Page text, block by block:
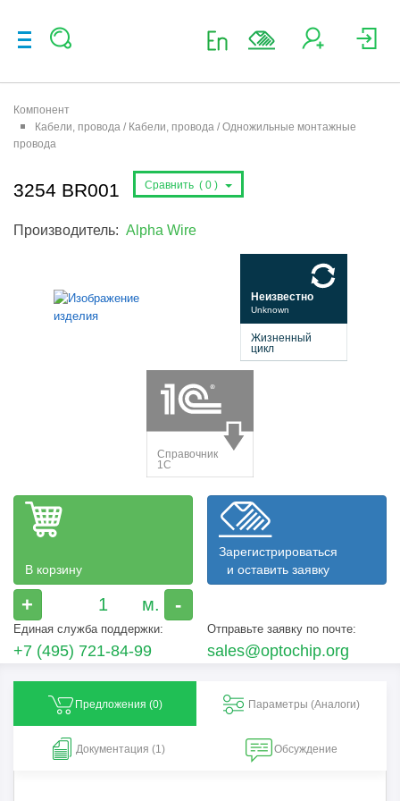
Компонент
Кабели, провода / Кабели, провода / Одножильные монтажные
провода
3254 BR001 Сравнить ( 0 )
Производитель: Alpha Wire
В корзину
+ -
Зарегистрироваться
и оставить заявку
Единая служба поддержки:
+7 (495) 721-84-99
Отправьте заявку по почте:
sales@optochip.org
Предложения (0) Параметры (Aналоги)
Документация (1) Обсуждение